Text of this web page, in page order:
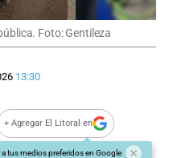
Foto: Gentileza
13:30
+ Agregar El Litoral en
a tus medios preferidos en Google